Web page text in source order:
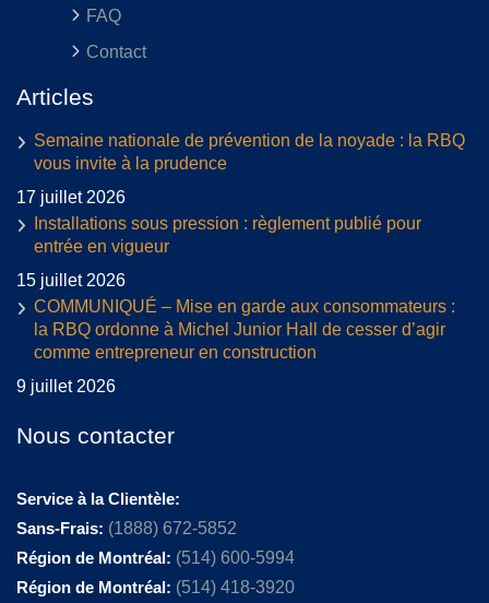
FAQ
Contact
Articles
Semaine nationale de prévention de la noyade : la RBQ
vous invite à la prudence
17 juillet 2026
Installations sous pression : règlement publié pour
entrée en vigueur
15 juillet 2026
COMMUNIQUÉ – Mise en garde aux consommateurs :
la RBQ ordonne à Michel Junior Hall de cesser d’agir
comme entrepreneur en construction
9 juillet 2026
Nous contacter
Service à la Clientèle:
Sans-Frais: (1888) 672-5852
Région de Montréal: (514) 600-5994
Région de Montréal: (514) 418-3920